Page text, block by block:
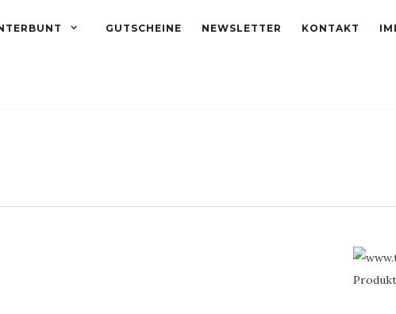
GUTSCHEINE NEWSLETTER KONTAKT